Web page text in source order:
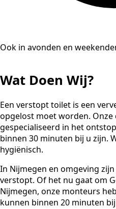
Ook in avonden en
Wat Doen Wij?
Een verstopt toilet is een
opgelost moet worden.
gespecialiseerd in het
binnen 30 minuten bij u zijn.
hygiënisch.
In Nijmegen en omgeving
verstopt. Of het nu gaat om
Nijmegen, onze monteurs
kunnen binnen 20 minuten